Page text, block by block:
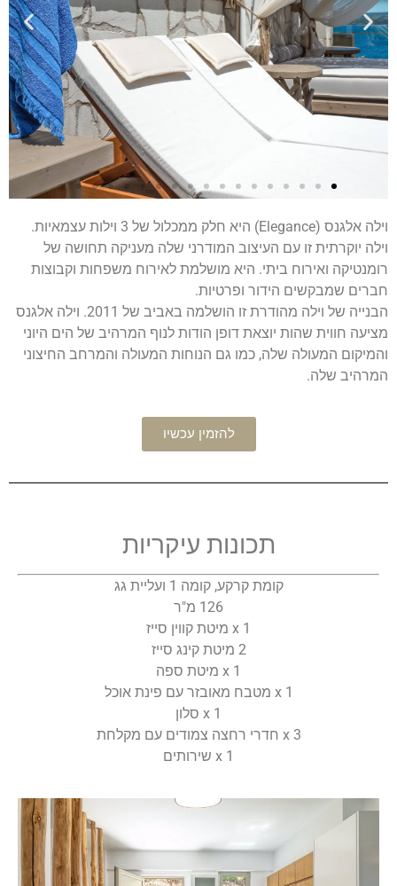
וילה אלגנס (Elegance) היא חלק ממכלול של 3 וילות עצמאיות.
וילה יוקרתית זו עם העיצוב המודרני שלה מעניקה תחושה של
רומנטיקה ואירוח ביתי. היא מושלמת לאירוח משפחות וקבוצות
חברים שמבקשים הידור ופרטיות.
הבנייה של וילה מהודרת זו הושלמה באביב של 2011. וילה אלגנס
מציעה חווית שהות יוצאת דופן הודות לנוף המרהיב של הים היוני
והמיקום המעולה שלה, כמו גם הנוחות המעולה והמרחב החיצוני
המרהיב שלה.
להזמין עכשיו
תכונות עיקריות
קומת קרקע, קומה 1 ועליית גג
126 מ"ר
1 x מיטת קווין סייז
2 מיטת קינג סייז
1 x מיטת ספה
1 x מטבח מאובזר עם פינת אוכל
1 x סלון
3 x חדרי רחצה צמודים עם מקלחת
1 x שירותים